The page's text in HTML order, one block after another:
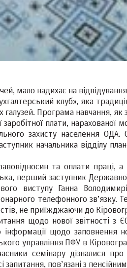
мало надихає на
клуб», яка
галузей. Програма навчання,
плати, нарахованої
захисту населення
начальника відділу
та оплати праці, а
перший заступник Державної
виступу Ганна
телефонного зв’язку.
не приїжджаючи до
щодо нової звітності з
щодо заповнення
управління ПФУ в
семінару дізналися
пов’язані з